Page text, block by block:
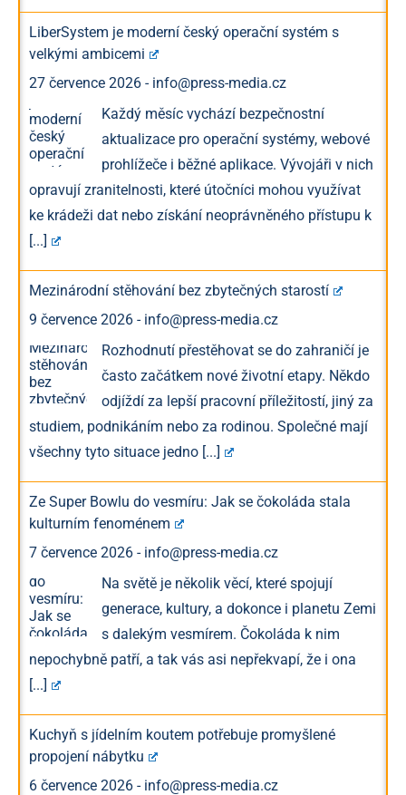
LiberSystem je moderní český operační systém s
velkými ambicemi
27 července 2026 - info@press-media.cz
Každý měsíc vychází bezpečnostní
aktualizace pro operační systémy, webové
prohlížeče i běžné aplikace. Vývojáři v nich
opravují zranitelnosti, které útočníci mohou využívat
ke krádeži dat nebo získání neoprávněného přístupu k
[...]
Mezinárodní stěhování bez zbytečných starostí
9 července 2026 - info@press-media.cz
Rozhodnutí přestěhovat se do zahraničí je
často začátkem nové životní etapy. Někdo
odjíždí za lepší pracovní příležitostí, jiný za
studiem, podnikáním nebo za rodinou. Společné mají
všechny tyto situace jedno [...]
Ze Super Bowlu do vesmíru: Jak se čokoláda stala
kulturním fenoménem
7 července 2026 - info@press-media.cz
Na světě je několik věcí, které spojují
generace, kultury, a dokonce i planetu Zemi
s dalekým vesmírem. Čokoláda k nim
nepochybně patří, a tak vás asi nepřekvapí, že i ona
[...]
Kuchyň s jídelním koutem potřebuje promyšlené
propojení nábytku
6 července 2026 - info@press-media.cz